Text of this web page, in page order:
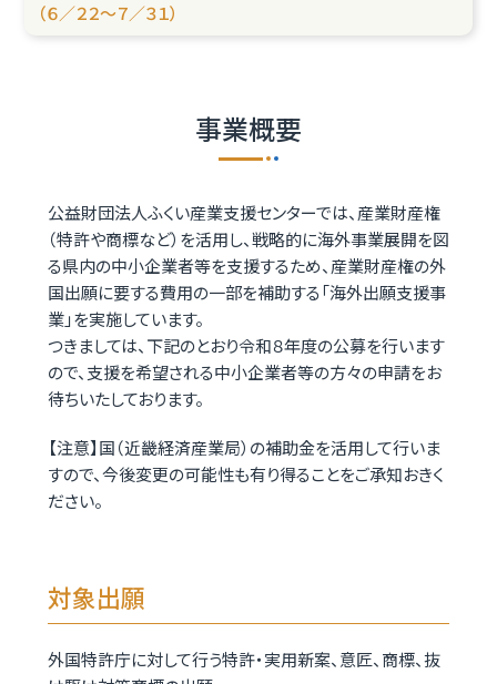
（６／２２～７／３１）
事業概要
公益財団法人ふくい産業支援センターでは、産業財産権
（特許や商標など）を活用し、戦略的に海外事業展開を図
る県内の中小企業者等を支援するため、産業財産権の外
国出願に要する費用の一部を補助する「海外出願支援事
業」を実施しています。
つきましては、下記のとおり令和８年度の公募を行います
ので、支援を希望される中小企業者等の方々の申請をお
待ちいたしております。
【注意】国（近畿経済産業局）の補助金を活用して行いま
すので、今後変更の可能性も有り得ることをご承知おきく
ださい。
対象出願
外国特許庁に対して行う特許・実用新案、意匠、商標、抜